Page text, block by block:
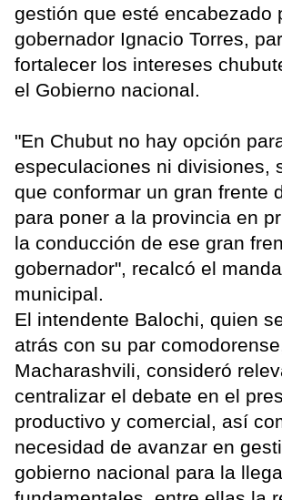
gestión que esté encabezado
gobernador Ignacio Torres,
fortalecer los intereses
el Gobierno nacional.
"En Chubut no hay opción
especulaciones ni divisiones,
que conformar un gran frente
para poner a la provincia en
la conducción de ese gran
gobernador", recalcó el
municipal.
El intendente Balochi, quien
atrás con su par
Macharashvili, consideró
centralizar el debate en el
productivo y comercial, así
necesidad de avanzar en
gobierno nacional para la